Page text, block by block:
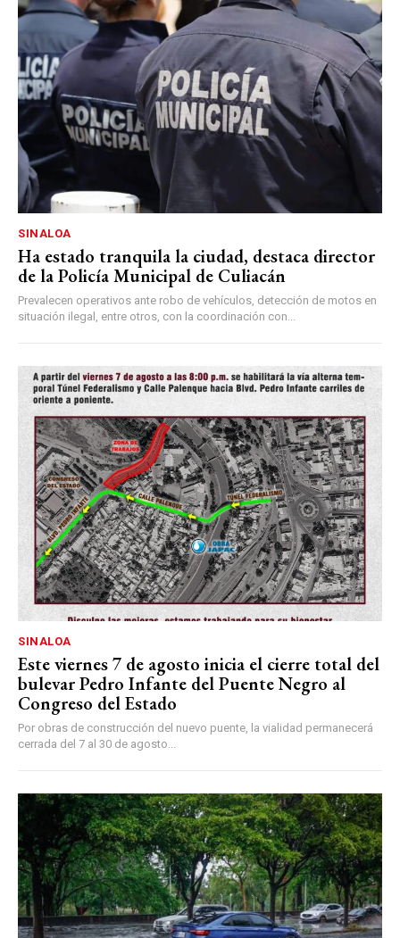
SINALOA
Ha estado tranquila la ciudad, destaca director
de la Policía Municipal de Culiacán
Prevalecen operativos ante robo de vehículos, detección de motos en
situación ilegal, entre otros, con la coordinación con...
SINALOA
Este viernes 7 de agosto inicia el cierre total del
bulevar Pedro Infante del Puente Negro al
Congreso del Estado
Por obras de construcción del nuevo puente, la vialidad permanecerá
cerrada del 7 al 30 de agosto...